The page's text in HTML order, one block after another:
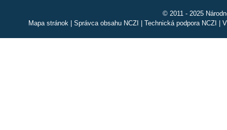
© 2011 - 2025
Mapa stránok| Správca obsahu NCZI Technická podpora NCZI